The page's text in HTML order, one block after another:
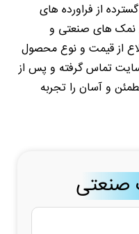
از فراورده های
نمک های صنعتی و
از قیمت و نوع محصول
تماس گرفته و پس از
و آسان را تجربه